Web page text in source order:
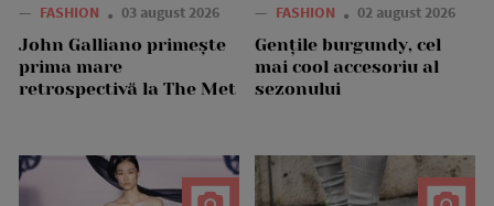
— FASHION 03 august 2026
John Galliano primește
prima mare
retrospectivă la The Met
— FASHION 02 august 2026
Gențile burgundy, cel
mai cool accesoriu al
sezonului